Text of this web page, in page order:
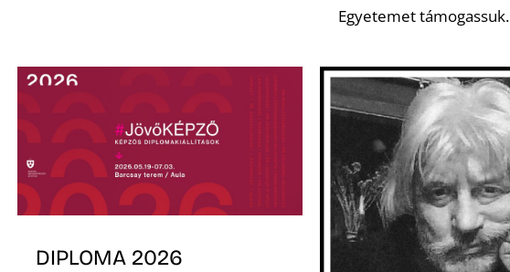
Egyetemet támogassuk.
DIPLOMA 2026